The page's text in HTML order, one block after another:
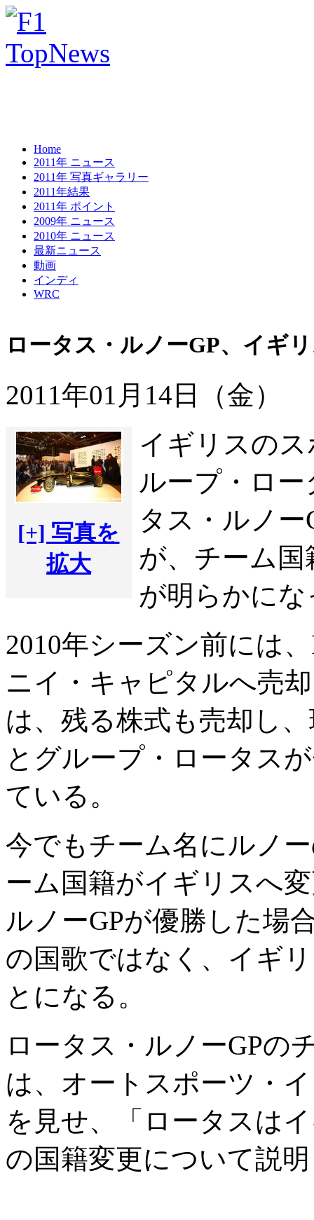
Home
2011年 ニュース
2011年 写真ギャラリー
2011年結果
2011年 ポイント
2009年 ニュース
2010年 ニュース
最新ニュース
動画
インディ
WRC
ロータス・ルノーGP、イギ
2011年01月14日（金）
[+] 写真を
拡大
イギリスの
ループ・ロ
タス・ルノ
が、チーム
が明らかにな
2010年シーズン前には
ニイ・キャピタルへ売
は、残る株式も売却し
とグループ・ロータス
ている。
今でもチーム名にルノ
ーム国籍がイギリスへ
ルノーGPが優勝した場
の国歌ではなく、イギ
とになる。
ロータス・ルノーGPの
は、オートスポーツ・
を見せ、「ロータスは
の国籍変更について説